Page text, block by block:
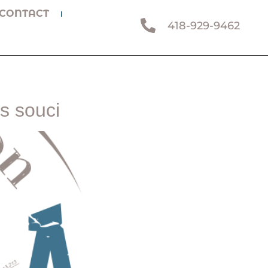
418-929-9462
souci